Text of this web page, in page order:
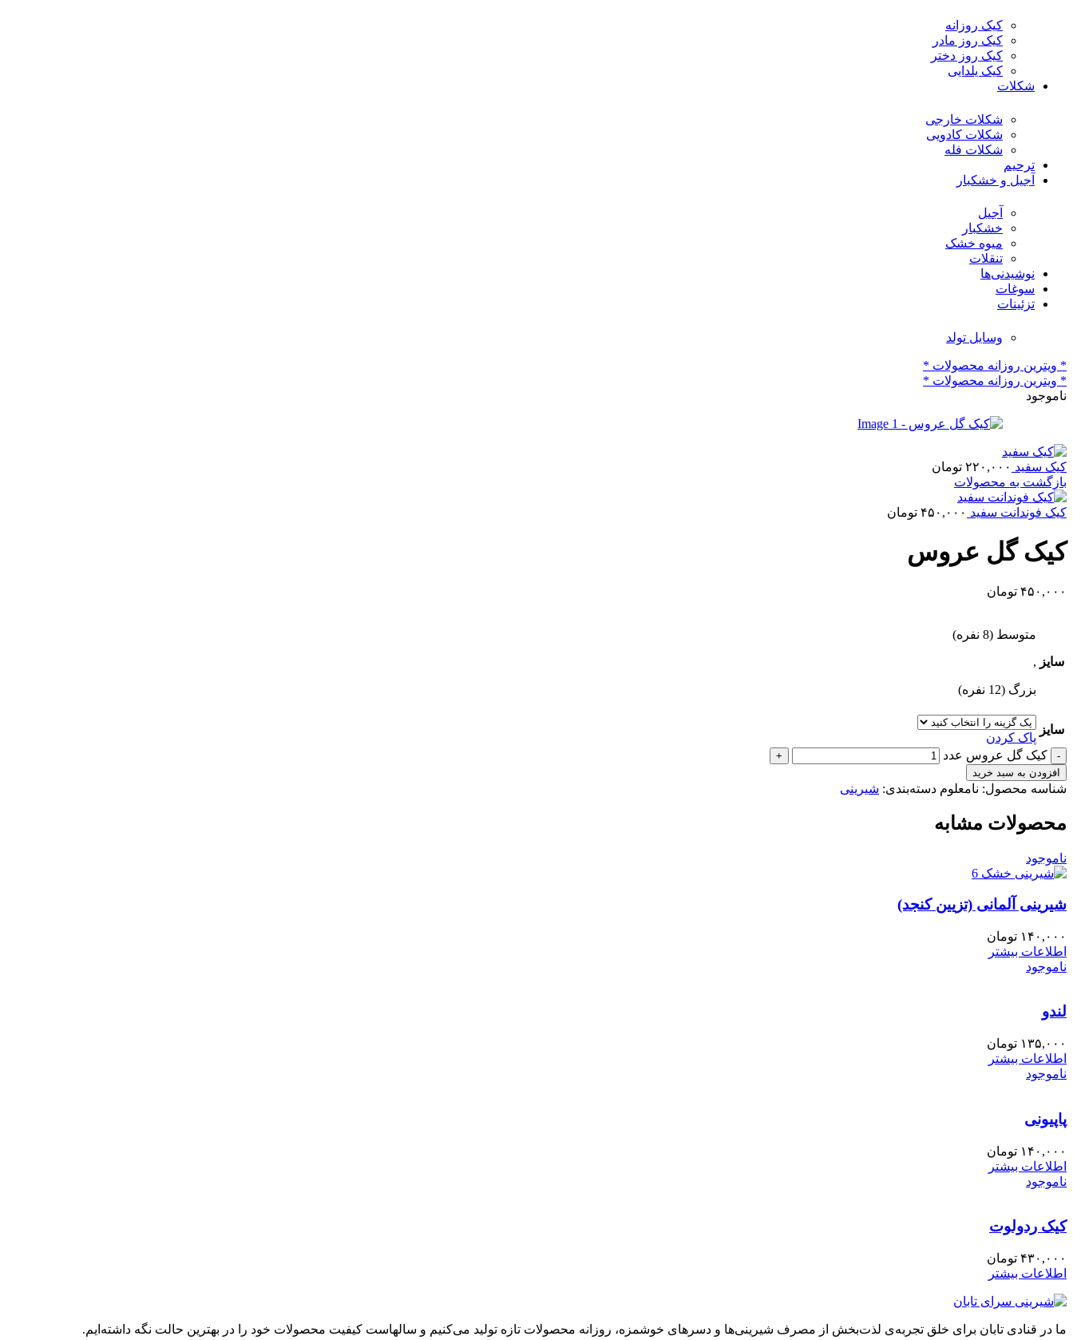
کیک روزانه
کیک روز مادر
کیک روز دختر
کیک یلدایی
شکلات
شکلات خارجی
شکلات کادویی
شکلات فله
ترحیم
آجیل و خشکبار
آجیل
خشکبار
میوه خشک
تنقلات
نوشیدنی‌ها
سوغات
تزئینات
وسایل تولد
* ویترین روزانه محصولات *
* ویترین روزانه محصولات *
ناموجود
کیک سفید ۲۲۰,۰۰۰ تومان
بازگشت به محصولات
کیک فوندانت سفید ۴۵۰,۰۰۰ تومان
کیک گل عروس
۴۵۰,۰۰۰ تومان
سایز
متوسط (8 نفره)
,
بزرگ (12 نفره)
سایز
پاک کردن
کیک گل عروس عدد
افزودن به سبد خرید
شناسه محصول: نامعلوم دسته‌بندی: شیرینی
محصولات مشابه
ناموجود
شیرینی آلمانی (تزیین کنجد)
۱۴۰,۰۰۰ تومان
اطلاعات بیشتر
ناموجود
لندو
۱۳۵,۰۰۰ تومان
اطلاعات بیشتر
ناموجود
پاپیونی
۱۴۰,۰۰۰ تومان
اطلاعات بیشتر
ناموجود
کیک ردولوت
۴۳۰,۰۰۰ تومان
اطلاعات بیشتر
ما در قنادی تابان برای خلق تجربه‌ی لذت‌بخش از مصرف شیرینی‌ها و دسرهای خوشمزه، روزانه محصولات تازه تولید می‌کنیم و سالهاست کیفیت محصولات خود را در بهترین حالت نگه داشته‌ایم.